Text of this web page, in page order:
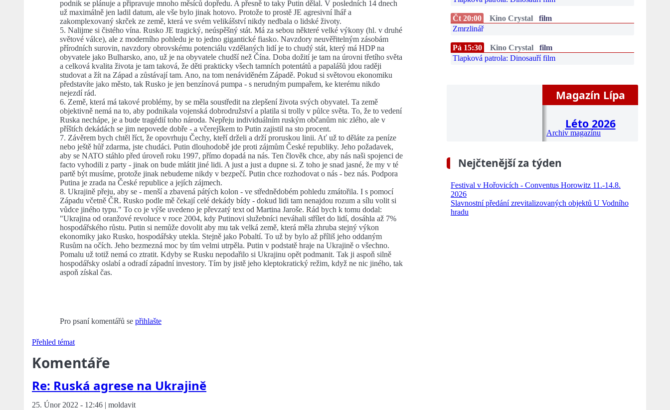
podnik se plánuje a připravuje mnoho měsíců dopředu. A přesně to taky Putin dělal. V posledních 14 dnech
už maximálně jen ladil datum, ale vše bylo jinak hotovo. Protože to prostě JE agresivní lhář a
zakomplexovaný skrček ze země, která ve svém velikášství nikdy nedbala o lidské životy.
5. Nalijme si čistého vína. Rusko JE tragický, neúspěšný stát. Má za sebou některé velké výkony (hl. v druhé
světové válce), ale z moderního pohledu je to jedno gigantické fiasko. Navzdory neuvěřitelným zásobám
přírodních surovin, navzdory obrovskému potenciálu vzdělaných lidí je to chudý stát, který má HDP na
obyvatele jako Bulharsko, ano, už je na obyvatele chudší než Čína. Doba dožití je tam na úrovni třetího světa
a celková kvalita života je tam taková, že děti prakticky všech tamních potentátů a papalášů jdou raději
studovat a žít na Západ a zůstávají tam. Ano, na tom nenáviděném Západě. Pokud si světovou ekonomiku
představíte jako město, tak Rusko je jen benzínová pumpa - s nerudným pumpařem, ke kterému nikdo
nejezdí rád.
6. Země, která má takové problémy, by se měla soustředit na zlepšení života svých obyvatel. Ta země
objektivně nemá na to, aby podnikala vojenská dobrodružství a platila si trolly v půlce světa. To, že to vedení
Ruska nechápe, je a bude tragédií toho národa. Nepřeju individuálním ruským občanům nic zlého, ale v
příštích dekádách se jim nepovede dobře - a včerejškem to Putin zajistil na sto procent.
7. Závěrem bych chtěl říct, že opovrhuju Čechy, kteří drželi a drží proruskou linii. Ať už to děláte za peníze
nebo ještě hůř zdarma, jste chudáci. Putin dlouhodobě jde proti zájmům České republiky. Jeho požadavek,
aby se NATO stáhlo před úroveň roku 1997, přímo dopadá na nás. Ten člověk chce, aby nás naši spojenci de
facto vyhodili z party - jinak on bude mlátit jiné lidi. A just a just a dupne si. Z toho je snad jasné, že my v té
partě být musíme, protože jinak nebudeme nikdy v bezpečí. Putin chce rozhodovat o nás - bez nás. Podpora
Putina je zrada na České republice a jejích zájmech.
8. Ukrajině přeju, aby se - menší a zbavená pátých kolon - ve střednědobém pohledu zmátořila. I s pomocí
Západu včetně ČR. Rusko podle mě čekají celé dekády bídy - dokud lidi tam nenajdou rozum a sílu volit si
vůdce jiného typu." To co je výše uvedeno je převzatý text od Martina Jaroše. Rád bych k tomu dodal:
"Ukrajina od oranžové revoluce v roce 2004, kdy Putinovi služebníci neváhali střílet do lidí, dosáhla až 7%
hospodářského růstu. Putin si nemůže dovolit aby mu tak velká země, která měla zhruba stejný výkon
ekonomiky jako Rusko, hospodářsky utekla. Stejně jako Pobaltí. To už by bylo až příliš jeho oddaným
Rusům na očích. Jeho bezmezná moc by tím velmi utrpěla. Putin v podstatě hraje na Ukrajině o všechno.
Pomalu už totiž nemá co ztratit. Kdyby se Rusku nepodařilo si Ukrajinu opět podmanit. Tak ji aspoň silně
hospodářsky oslabí a odradí západní investory. Tím by jistě jeho kleptokratický režim, když ne nic jiného, tak
aspoň získal čas.
Pro psaní komentářů se přihlašte
Přehled témat
Komentáře
Re: Ruská agrese na Ukrajině
25. Únor 2022 - 12:46 | moldavit
Čt 20:00 Kino Crystal
film
Zmrzlinář
Pá 15:30 Kino Crystal
film
Tlapková patrola: Dinosauří film
Magazín Lípa
Léto 2026
Archiv magazínu
Nejčtenější za týden
Festival v Hořovicích - Conventus Horowitz 11.-14.8.
2026
Slavnostní předání zrevitalizovaných objektů U Vodního
hradu